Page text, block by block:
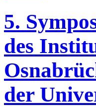
5.
des
der